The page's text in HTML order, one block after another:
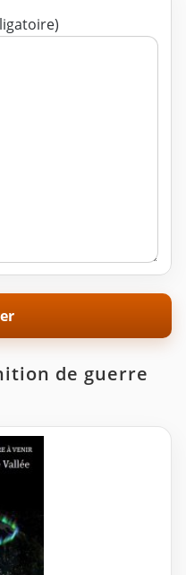
message (obligatoire)
de guerre